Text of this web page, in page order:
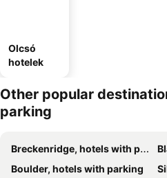
Olcsó
hotelek
Other popular
parking
Breckenridge, hotels with parking
Boulder, hotels with parking